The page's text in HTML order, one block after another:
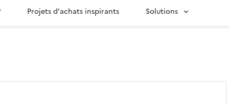
Projets d'achats inspirants Solutions